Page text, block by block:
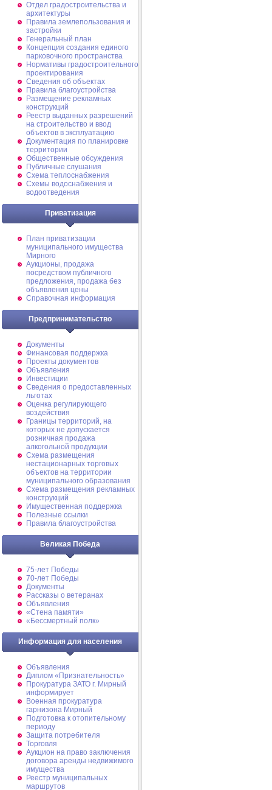
Отдел градостроительства и
архитектуры
Правила землепользования и
застройки
Генеральный план
Концепция создания единого
парковочного пространства
Нормативы градостроительного
проектирования
Сведения об объектах
Правила благоустройства
Размещение рекламных
конструкций
Реестр выданных разрешений
на строительство и ввод
объектов в эксплуатацию
Документация по планировке
территории
Общественные обсуждения
Публичные слушания
Схема теплоснабжения
Схемы водоснабжения и
водоотведения
Приватизация
План приватизации
муниципального имущества
Мирного
Аукционы, продажа
посредством публичного
предложения, продажа без
объявления цены
Справочная информация
Предпринимательство
Документы
Финансовая поддержка
Проекты документов
Объявления
Инвестиции
Сведения о предоставленных
льготах
Оценка регулирующего
воздействия
Границы территорий, на
которых не допускается
розничная продажа
алкогольной продукции
Схема размещения
нестационарных торговых
объектов на территории
муниципального образования
Схема размещения рекламных
конструкций
Имущественная поддержка
Полезные ссылки
Правила благоустройства
Великая Победа
75-лет Победы
70-лет Победы
Документы
Рассказы о ветеранах
Объявления
«Стена памяти»
«Бессмертный полк»
Информация для населения
Объявления
Диплом «Признательность»
Прокуратура ЗАТО г. Мирный
информирует
Военная прокуратура
гарнизона Мирный
Подготовка к отопительному
периоду
Защита потребителя
Торговля
Аукцион на право заключения
договора аренды недвижимого
имущества
Реестр муниципальных
маршрутов